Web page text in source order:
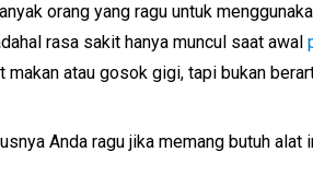
orang yang ragu untuk
rasa sakit hanya muncul saat awal
atau gosok gigi, tapi bukan
Anda ragu jika memang butuh alat